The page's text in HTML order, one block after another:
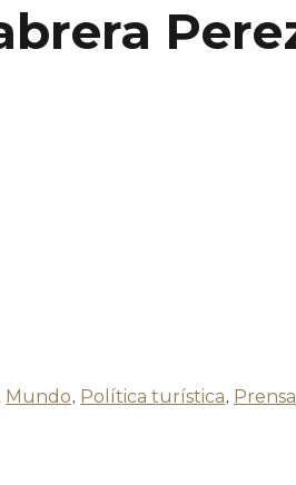
Mundo, Política turística, Prensa